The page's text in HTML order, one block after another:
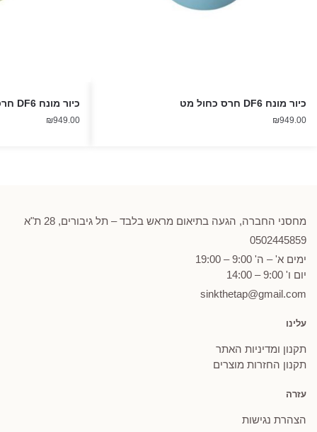
כיור מונח DF6 חרס כחול מט
₪949.00
כיור מונח DF6 חרס ירוק מט
₪949.00
מחסני החברה, הגעה בתיאום מראש בלבד – תל גיבורים, 28 ת"א
0502445859
ימים א' – ה' 9:00 – 19:00
יום ו' 9:00 – 14:00
sinkthetap@gmail.com
עלינו
תקנון ומדיניות האתר
תקנון החזרות מוצרים
עזרה
הצהרת נגישות